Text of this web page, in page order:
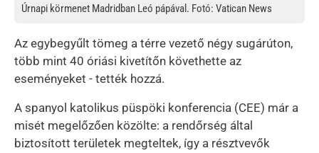
Úrnapi körmenet Madridban Leó pápával. Fotó: Vatican News
Az egybegyűlt tömeg a térre vezető négy sugárúton,
több mint 40 óriási kivetítőn követhette az
eseményeket - tették hozzá.
A spanyol katolikus püspöki konferencia (CEE) már a
misét megelőzően közölte: a rendőrség által
biztosított területek megteltek, így a résztvevők